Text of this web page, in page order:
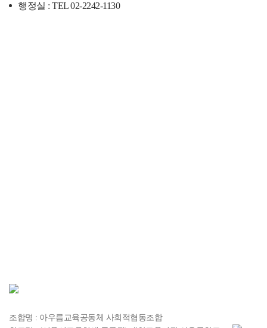
행정실 : TEL 02-2242-1130
조합명 : 아우름교육공동체 사회적협동조합